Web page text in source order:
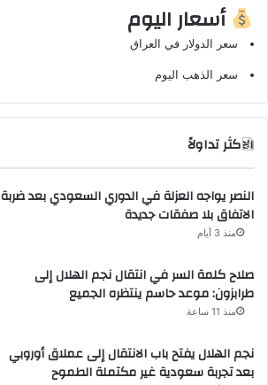
أسعار اليوم
سعر الدولار في العراق
سعر الذهب اليوم
الاكثر تداولاً
النصر يواجه العزلة في الدوري السعودي بعد ضربة
الاتفاق بلا صفقات جديدة
منذ 3 أيام
صلاح كلمة السر في انتقال نجم الهلال إلى
طرابزون: موعد حاسم ينتظره الجميع
منذ 11 ساعة
نجم الهلال يفتح باب الانتقال إلى عملاق أوروبي
بعد تجربة سعودية غير مكتملة الطموح